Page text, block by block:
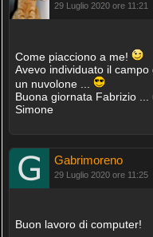
29 Luglio 2020 ore 11:21
Come piacciono a me!
Avevo individuato il
un nuvolone ...
Buona giornata Fabrizio
Simone
Gabrimoreno
29 Luglio 2020 ore 11:25
Buon lavoro di computer!